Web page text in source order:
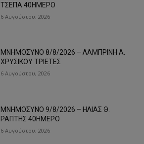
ΤΣΕΠΑ 40ΗΜΕΡΟ
6 Αυγούστου, 2026
ΜΝΗΜΟΣΥΝΟ 8/8/2026 – ΛΑΜΠΡΙΝΗ Α.
ΧΡΥΣΙΚΟΥ ΤΡΙΕΤΕΣ
6 Αυγούστου, 2026
ΜΝΗΜΟΣΥΝΟ 9/8/2026 – ΗΛΙΑΣ Θ.
ΡΑΠΤΗΣ 40ΗΜΕΡΟ
6 Αυγούστου, 2026